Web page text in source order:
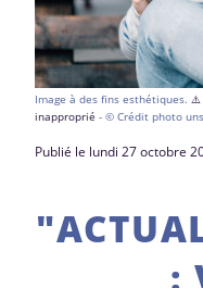
Image à des fins esthétiques. ⚠️
inapproprié - © Crédit photo
Publié le lundi 27 octobre
: